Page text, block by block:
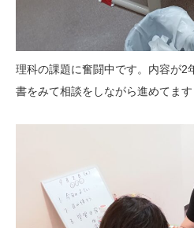
理科の課題に奮闘中です。内容が2
書をみて相談をしながら進めてます